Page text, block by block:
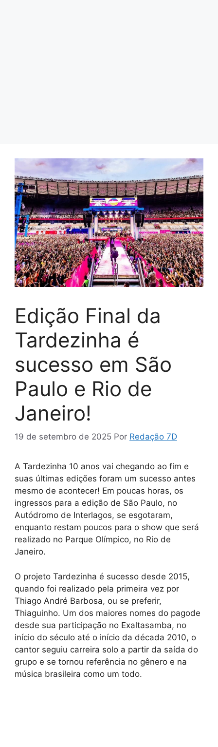
Edição Final da
Tardezinha é
sucesso em São
Paulo e Rio de
Janeiro!
19 de setembro de 2025 Por Redação 7D
A Tardezinha 10 anos vai chegando ao fim e
suas últimas edições foram um sucesso antes
mesmo de acontecer! Em poucas horas, os
ingressos para a edição de São Paulo, no
Autódromo de Interlagos, se esgotaram,
enquanto restam poucos para o show que será
realizado no Parque Olímpico, no Rio de
Janeiro.
O projeto Tardezinha é sucesso desde 2015,
quando foi realizado pela primeira vez por
Thiago André Barbosa, ou se preferir,
Thiaguinho. Um dos maiores nomes do pagode
desde sua participação no Exaltasamba, no
início do século até o início da década 2010, o
cantor seguiu carreira solo a partir da saída do
grupo e se tornou referência no gênero e na
música brasileira como um todo.